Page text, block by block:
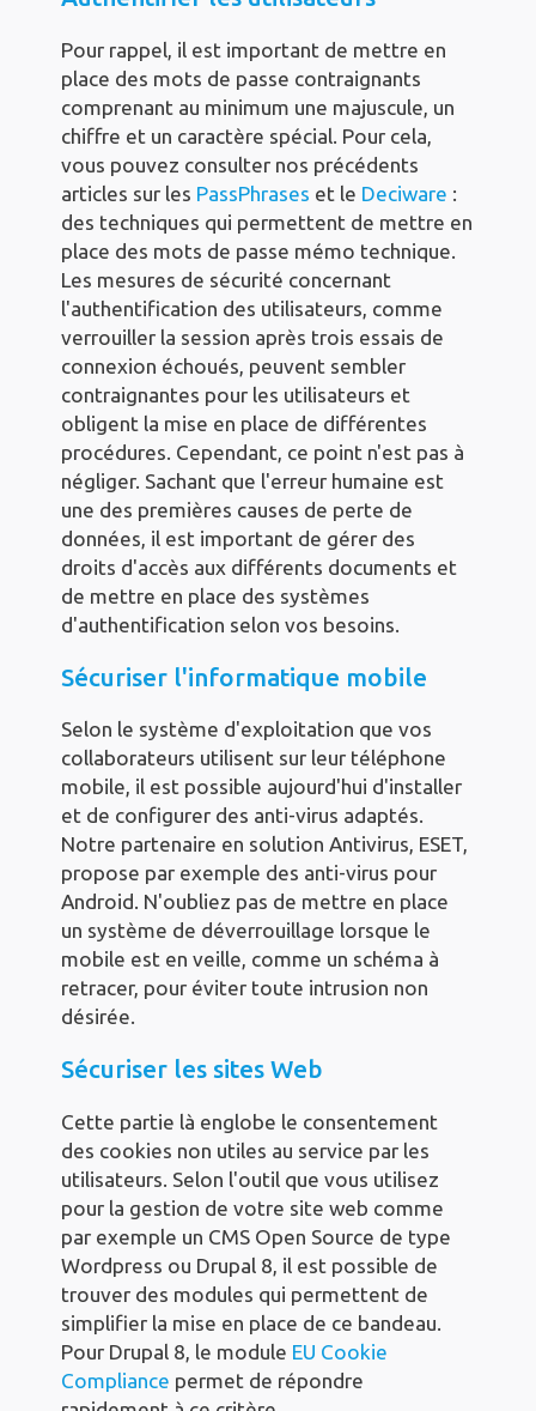
Pour rappel, il est important de mettre en
place des mots de passe contraignants
comprenant au minimum une majuscule, un
chiffre et un caractère spécial. Pour cela,
vous pouvez consulter nos précédents
articles sur les PassPhrases et le Deciware :
des techniques qui permettent de mettre en
place des mots de passe mémo technique.
Les mesures de sécurité concernant
l'authentification des utilisateurs, comme
verrouiller la session après trois essais de
connexion échoués, peuvent sembler
contraignantes pour les utilisateurs et
obligent la mise en place de différentes
procédures. Cependant, ce point n'est pas à
négliger. Sachant que l'erreur humaine est
une des premières causes de perte de
données, il est important de gérer des
droits d'accès aux différents documents et
de mettre en place des systèmes
d'authentification selon vos besoins.
Sécuriser l'informatique mobile
Selon le système d'exploitation que vos
collaborateurs utilisent sur leur téléphone
mobile, il est possible aujourd'hui d'installer
et de configurer des anti-virus adaptés.
Notre partenaire en solution Antivirus, ESET,
propose par exemple des anti-virus pour
Android. N'oubliez pas de mettre en place
un système de déverrouillage lorsque le
mobile est en veille, comme un schéma à
retracer, pour éviter toute intrusion non
désirée.
Sécuriser les sites Web
Cette partie là englobe le consentement
des cookies non utiles au service par les
utilisateurs. Selon l'outil que vous utilisez
pour la gestion de votre site web comme
par exemple un CMS Open Source de type
Wordpress ou Drupal 8, il est possible de
trouver des modules qui permettent de
simplifier la mise en place de ce bandeau.
Pour Drupal 8, le module EU Cookie
Compliance permet de répondre